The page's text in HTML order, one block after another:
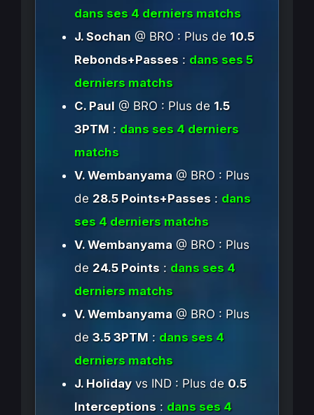
dans ses 4 derniers matchs
J. Sochan @ BRO : Plus de 10.5
Rebonds+Passes : dans ses 5
derniers matchs
C. Paul @ BRO : Plus de 1.5
3PTM : dans ses 4 derniers
matchs
V. Wembanyama @ BRO : Plus
de 28.5 Points+Passes : dans
ses 4 derniers matchs
V. Wembanyama@ BRO : Plus
de 24.5 Points : dans ses 4
derniers matchs
V. Wembanyama @ BRO : Plus
de3.5 3PTM : dans ses 4
derniers matchs
J. Holidayvs IND : Plus de 0.5
Interceptions : dans ses 4